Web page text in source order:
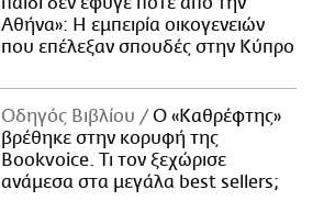
Αθήνα»: Η εμπειρία οικογενειών
που επέλεξαν σπουδές στην Κύπρο
Οδηγός Βιβλίου
Ο «Καθρέφτης»
βρέθηκε στην κορυφή της
Bookvoice. Τι τον ξεχώρισε
ανάμεσα στα μεγάλα best sellers;